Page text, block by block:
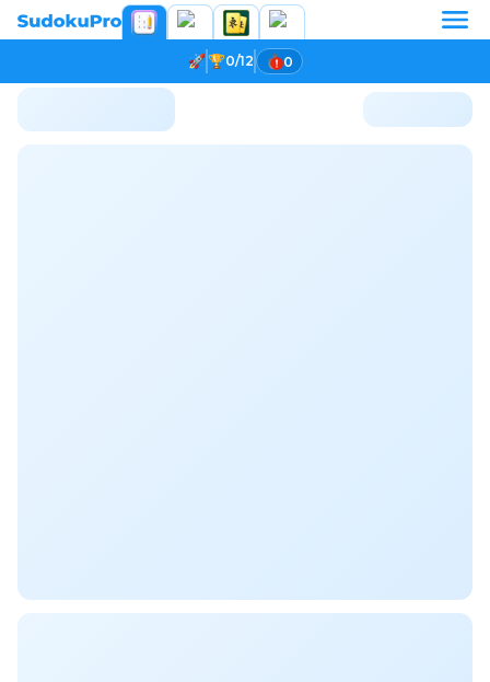
0/12 0